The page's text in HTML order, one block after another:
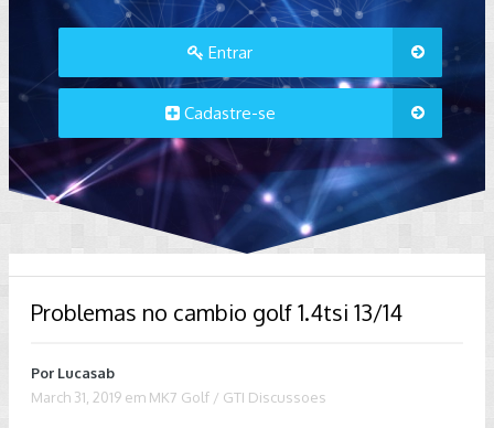
Entrar
Cadastre-se
Problemas no cambio golf 1.4tsi 13/14
Por Lucasab
March 31, 2019 em MK7 Golf / GTI Discussoes